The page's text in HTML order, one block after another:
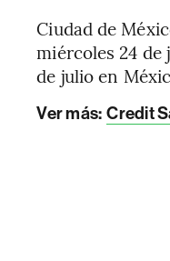
Ciudad de
miércoles 24
de julio en
Ver más: Credit